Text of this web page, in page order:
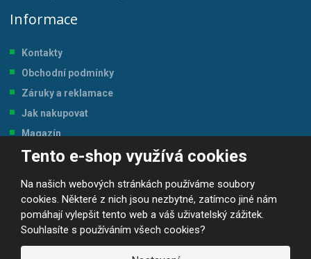
Tento e-shop využívá cookies
Na našich webových stránkách používáme soubory
cookies. Některé z nich jsou nezbytné, zatímco jiné nám
pomáhají vylepšit tento web a váš uživatelský zážitek.
Souhlasíte s používáním všech cookies?
Informace
Kontakty
Obchodní podmínky
Záruky a reklamace
Jak nakupovat
Magazín
Tabulka velikostí
© 2026, JP-SPORT.CZ SPORTOVNÍ POTŘEBY
Prohlášení o přístupnosti |Mapa stránek ||GDPR